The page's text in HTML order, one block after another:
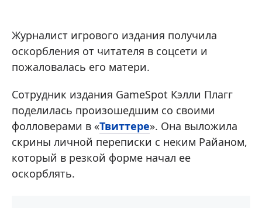
Журналист игрового издания получила
оскорбления от читателя в соцсети и
пожаловалась его матери.
Сотрудник издания GameSpot Кэлли Плагг
поделилась произошедшим со своими
фолловерами в «Твиттере». Она выложила
скрины личной переписки с неким Райаном,
который в резкой форме начал ее
оскорблять.